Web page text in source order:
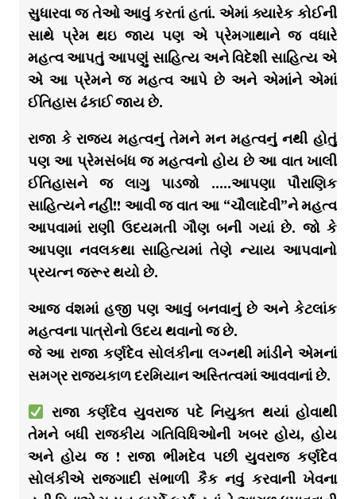
સુધારવા જ તેઓ આવું કરતાં હતાં. એમાં ક્યારેક કોઈની
સાથે પ્રેમ થઇ જાય પણ એ પ્રેમગાથાને જ વધારે
મહત્વ આપતું આપણું સાહિત્ય અને વિદેશી સાહિત્ય એ
એ આ પ્રેમને જ મહત્વ આપે છે અને એમાંને એમાં
ઈતિહાસ ઢંકાઈ જાય છે.
રાજા કે રાજ્ય મહત્વનું તેમને મન મહત્વનું નથી હોતું
પણ આ પ્રેમસંબંધ જ મહત્વનો હોય છે આ વાત ખાલી
ઈતિહાસને જ લાગુ પાડજો …..આપણા પૌરાણિક
સાહિત્યને નહીં!! આવી જ વાત આ “ચૌલાદેવી”ને મહત્વ
આપવામાં રાણી ઉદયમતી ગૌણ બની ગયાં છે. જો કે
આપણા નવલકથા સાહિત્યમાં તેણે ન્યાય આપવાનો
પ્રયત્ન જરૂર થયો છે.
આજ વંશમાં હજી પણ આવું બનવાનું છે અને કેટલાંક
મહત્વના પાત્રોનો ઉદય થવાનો જ છે.
જે આ રાજા કર્ણદેવ સોલંકીના લગ્નથી માંડીને એમનાં
સમગ્ર રાજ્યકાળ દરમિયાન અસ્તિત્વમાં આવવાનાં છે.
રાજા કર્ણદેવ યુવરાજ પદે નિયુક્ત થયાં હોવાથી
તેમને બધી રાજકીય ગતિવિધિઓની ખબર હોય, હોય
અને હોય જ ! રાજા ભીમદેવ પછી યુવરાજ કર્ણદેવ
સોલંકીએ રાજગાદી સંભાળી કૈક નવું કરવાની ખેવના